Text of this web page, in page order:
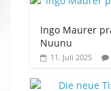
Ingo Maurer
Nuunu
11. Juli 2025